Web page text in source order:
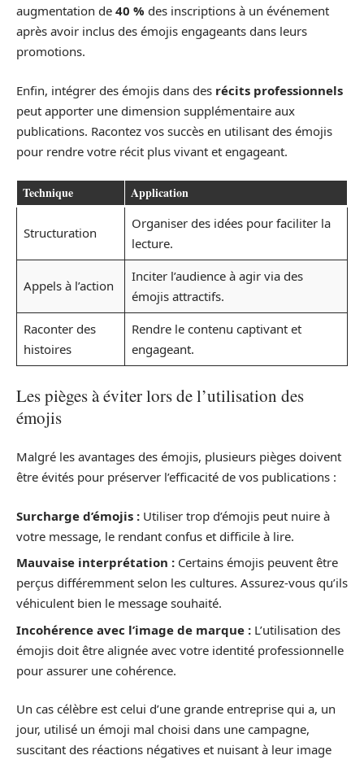
augmentation de 40 % des inscriptions à un événement
après avoir inclus des émojis engageants dans leurs
promotions.
Enfin, intégrer des émojis dans des récits professionnels
peut apporter une dimension supplémentaire aux
publications. Racontez vos succès en utilisant des émojis
pour rendre votre récit plus vivant et engageant.
Technique Application
Structuration
Organiser des idées pour faciliter la
lecture.
Appels à l’action
Inciter l’audience à agir via des
émojis attractifs.
Raconter des
histoires
Rendre le contenu captivant et
engageant.
Les pièges à éviter lors de l’utilisation des
émojis
Malgré les avantages des émojis, plusieurs pièges doivent
être évités pour préserver l’efficacité de vos publications :
Surcharge d’émojis : Utiliser trop d’émojis peut nuire à
votre message, le rendant confus et difficile à lire.
Mauvaise interprétation : Certains émojis peuvent être
perçus différemment selon les cultures. Assurez-vous qu’ils
véhiculent bien le message souhaité.
Incohérence avec l’image de marque : L’utilisation des
émojis doit être alignée avec votre identité professionnelle
pour assurer une cohérence.
Un cas célèbre est celui d’une grande entreprise qui a, un
jour, utilisé un émoji mal choisi dans une campagne,
suscitant des réactions négatives et nuisant à leur image